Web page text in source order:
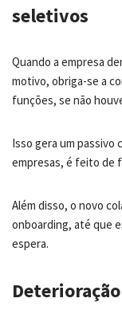
seletivos
Quando a empresa
motivo, obriga-se a
funções, se não
Isso gera um passivo
empresas, é feito de
Além disso, o novo
onboarding, até que
espera.